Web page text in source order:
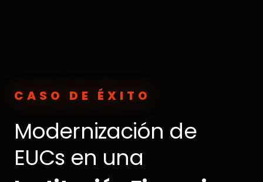
CASO DE ÉXITO
Modernización de
EUCs en una